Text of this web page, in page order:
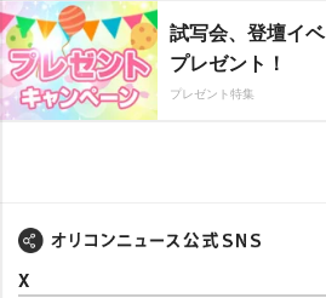
試写会、登壇イ
プレゼント！
プレゼント特集
X